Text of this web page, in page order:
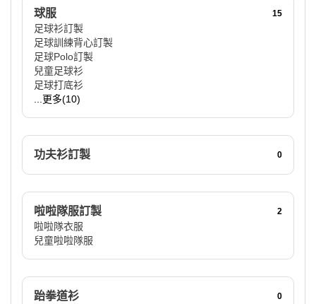
球服 15
足球衫訂製
足球訓練背心訂製
足球Polo訂製
兒童足球衫
足球打底衫
...更多(10)
功夫衫訂製 0
啦啦隊服訂製 2
啦啦隊衣服
兒童啦啦隊服
跆拳道衫 0